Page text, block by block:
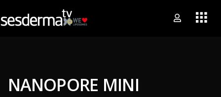
NANOPORE MINI